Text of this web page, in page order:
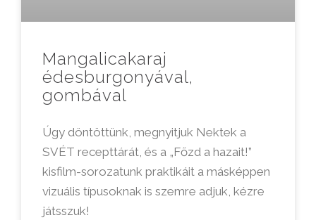
Mangalicakaraj
édesburgonyával,
gombával
Úgy döntöttünk, megnyitjuk Nektek a
SVÉT recepttárát, és a „Főzd a hazait!”
kisfilm-sorozatunk praktikáit a másképpen
vizuális típusoknak is szemre adjuk, kézre
játsszuk!